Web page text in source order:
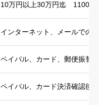
10万円以上30万円迄 1100円
インターネット、メールでの
ペイパル、カード、郵便振替
ペイパル、カード決済確認後